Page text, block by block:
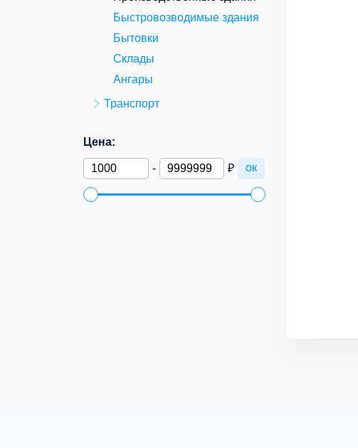
Быстровозводимые здания
Бытовки
Склады
Ангары
Транспорт
Цена:
- ₽ ок